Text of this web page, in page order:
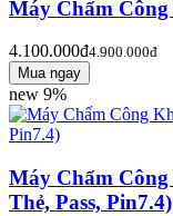
Máy Chấm
4.100.000đ4.900.000đ
new 9%
Máy Chấm
Thẻ, Pass, Pin7.4)